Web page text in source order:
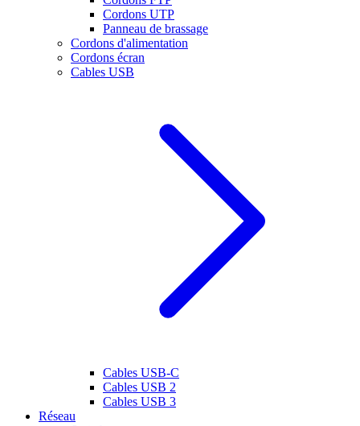
Cordons UTP
Panneau de brassage
Cordons d'alimentation
Cordons écran
Cables USB
Cables USB-C
Cables USB 2
Cables USB 3
Réseau